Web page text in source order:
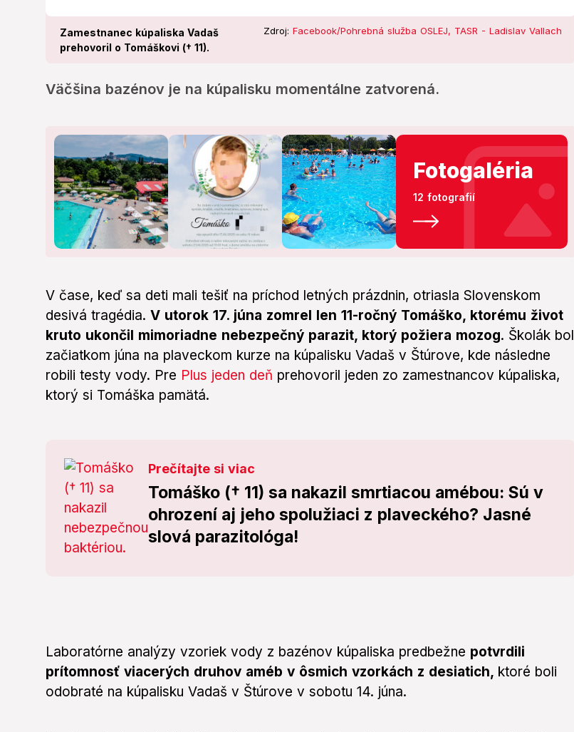
Zamestnanec kúpaliska Vadaš
prehovoril o Tomáškovi († 11).
Zdroj: Facebook/Pohrebná služba OSLEJ, TASR - Ladislav Vallach
Väčšina bazénov je na kúpalisku momentálne zatvorená.
Fotogaléria
12 fotografií
V čase, keď sa deti mali tešiť na príchod letných prázdnin, otriasla Slovenskom
desivá tragédia. V utorok 17. júna zomrel len 11-ročný Tomáško, ktorému život
kruto ukončil mimoriadne nebezpečný parazit, ktorý požiera mozog. Školák bol
začiatkom júna na plaveckom kurze na kúpalisku Vadaš v Štúrove, kde následne
robili testy vody. Pre Plus jeden deň prehovoril jeden zo zamestnancov kúpaliska,
ktorý si Tomáška pamätá.
Prečítajte si viac
Tomáško († 11) sa nakazil smrtiacou amébou: Sú v
ohrození aj jeho spolužiaci z plaveckého? Jasné
slová parazitológa!
Laboratórne analýzy vzoriek vody z bazénov kúpaliska predbežne potvrdili
prítomnosť viacerých druhov améb v ôsmich vzorkách z desiatich, ktoré boli
odobraté na kúpalisku Vadaš v Štúrove v sobotu 14. júna.